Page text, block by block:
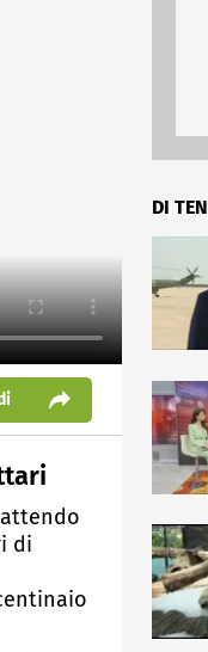
di
DI